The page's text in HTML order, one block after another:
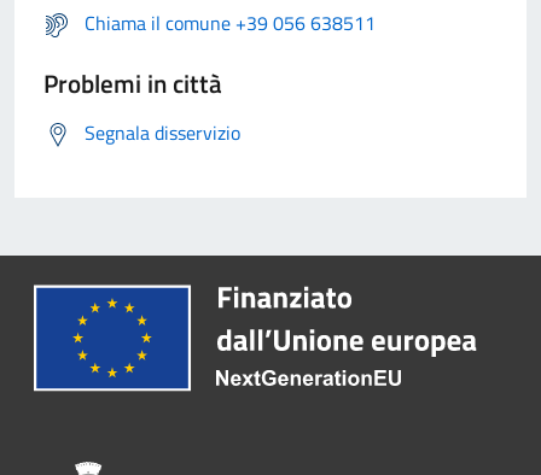
Chiama il comune +39 056 638511
Problemi in città
Segnala disservizio